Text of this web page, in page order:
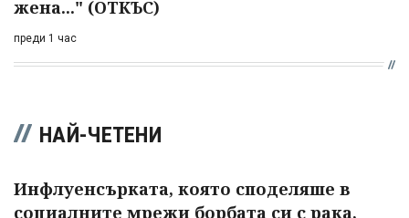
жена..." (ОТКЪС)
преди 1 час
НАЙ-ЧЕТЕНИ
Инфлуенсърката, която споделяше в
социалните мрежи борбата си с рака,